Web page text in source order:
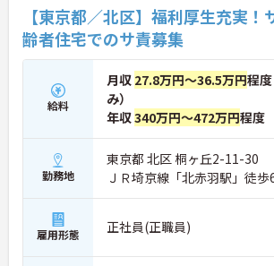
【東京都／北区】福利厚生充実！
齢者住宅でのサ責募集
給料
月収 27.8万円～36.5万円程
み）
年収340万円～472万円程度
勤務地
東京都 北区 桐ヶ丘2-11-30
ＪＲ埼京線「北赤羽駅」徒歩
雇用形態 正社員(正職員)